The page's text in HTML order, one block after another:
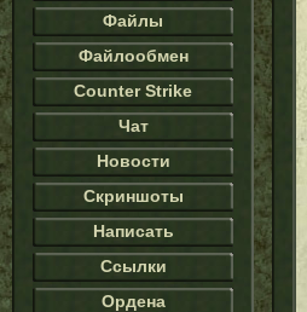
Файлы
Файлообмен
Counter Strike
Чат
Новости
Скриншоты
Написать
Ссылки
Ордена